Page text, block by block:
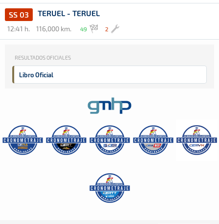
SS 03 TERUEL - TERUEL
12:41 h. 116,000 km. 49 2
RESULTADOS OFICIALES
Libro Oficial